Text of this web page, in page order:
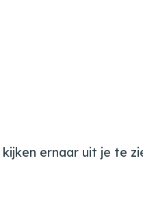
ernaar uit je te